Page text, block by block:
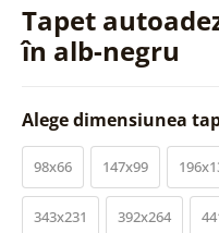
Tapet
în alb-negru
Alege dimensiunea
98x66 147x99
343x231 392x264